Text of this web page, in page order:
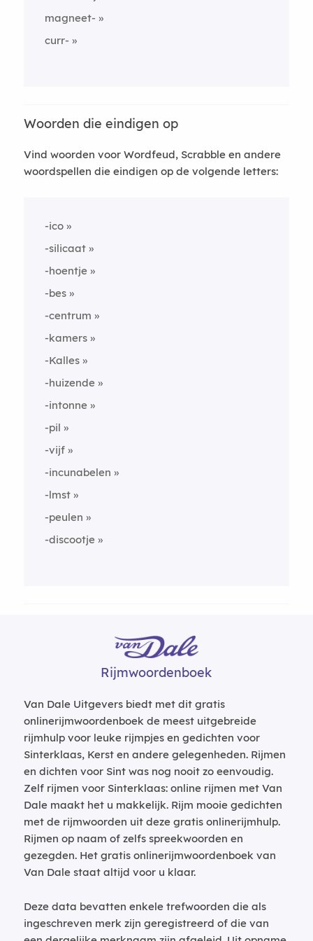
magneet-
curr-
Woorden die eindigen op
Vind woorden voor Wordfeud, Scrabble en andere
woordspellen die eindigen op de volgende letters:
-ico
-silicaat
-hoentje
-bes
-centrum
-kamers
-Kalles
-huizende
-intonne
-pil
-vijf
-incunabelen
-lmst
-peulen
-discootje
Rijmwoordenboek
Van Dale Uitgevers biedt met dit gratis
onlinerijmwoordenboek de meest uitgebreide
rijmhulp voor leuke rijmpjes en gedichten voor
Sinterklaas, Kerst en andere gelegenheden. Rijmen
en dichten voor Sint was nog nooit zo eenvoudig.
Zelf rijmen voor Sinterklaas: online rijmen met Van
Dale maakt het u makkelijk. Rijm mooie gedichten
met de rijmwoorden uit deze gratis onlinerijmhulp.
Rijmen op naam of zelfs spreekwoorden en
gezegden. Het gratis onlinerijmwoordenboek van
Van Dale staat altijd voor u klaar.
Deze data bevatten enkele trefwoorden die als
ingeschreven merk zijn geregistreerd of die van